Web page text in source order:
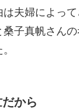
夫婦によっ
子真帆さん
から